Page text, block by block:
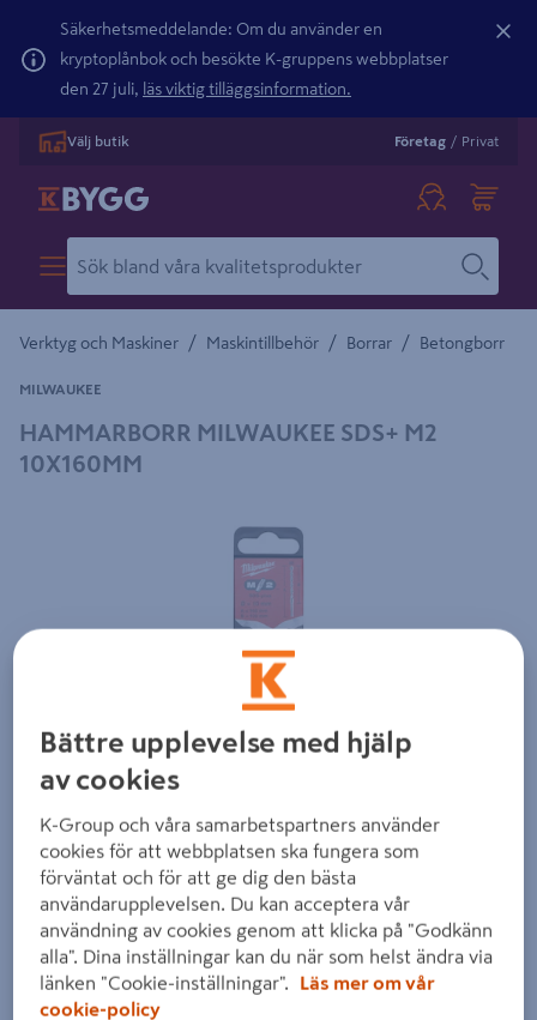
Säkerhetsmeddelande: Om du använder en
kryptoplånbok och besökte K-gruppens webbplatser
den 27 juli, läs viktig tilläggsinformation.
Välj butik Företag / Privat
Verktyg och Maskiner / Maskintillbehör / Borrar / Betongborr
HAMMARBORR MILWAUKEE SDS+ M2
10X160MM
MILWAUKEE
Bättre upplevelse med hjälp
av cookies
K-Group och våra samarbetspartners använder
cookies för att webbplatsen ska fungera som
förväntat och för att ge dig den bästa
användarupplevelsen. Du kan acceptera vår
användning av cookies genom att klicka på "Godkänn
alla". Dina inställningar kan du när som helst ändra via
länken "Cookie-inställningar".
Läs mer om vår
cookie-policy